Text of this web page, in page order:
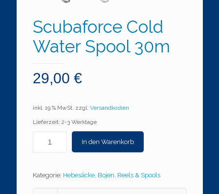
Scubaforce Cold
Water Spool 30m
29,00 €
inkl. 19 % MwSt. zzgl. Versandkosten
Lieferzeit: 2-3 Werktage
In den Warenkorb
Kategorie: Hebesäcke, Bojen, Reels & Spools